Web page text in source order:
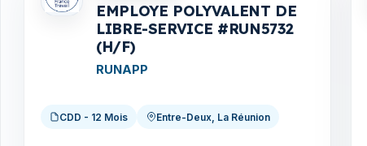
EMPLOYE POLYVALENT DE
LIBRE-SERVICE #RUN5732
(H/F)
RUNAPP
CDD - 12 Mois Entre-Deux, La Réunion